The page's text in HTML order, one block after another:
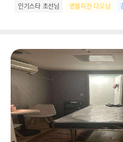
인기스타 초선님 명불허전 다오님